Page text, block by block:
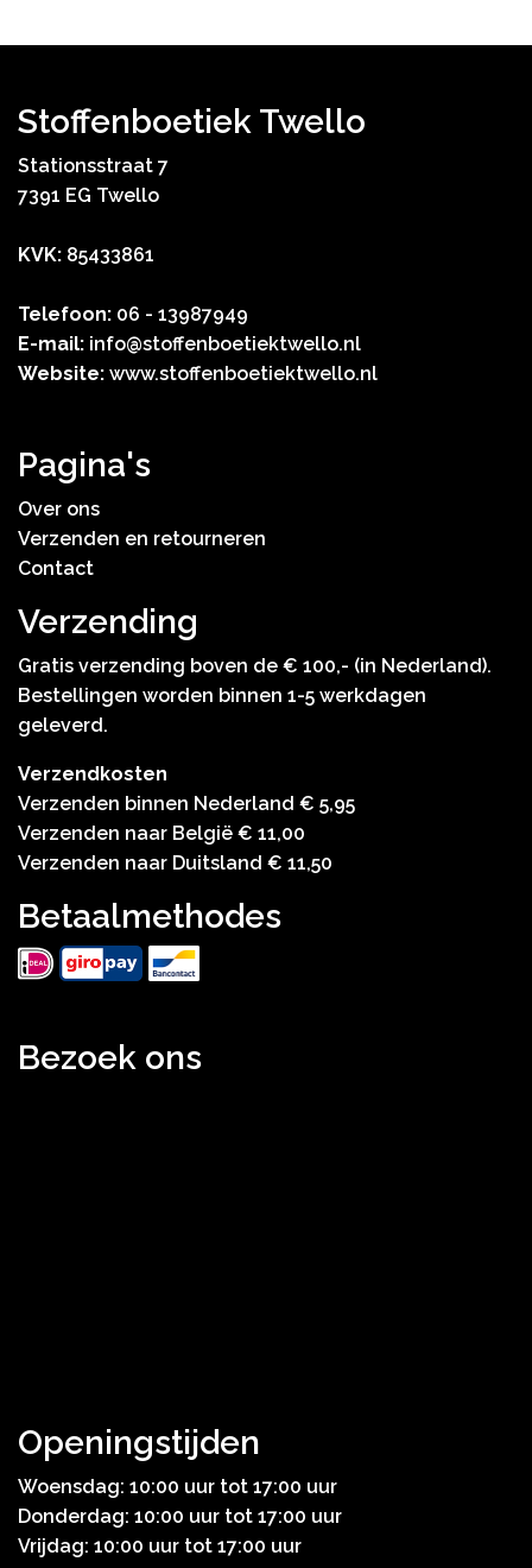
Stoffenboetiek Twello
Stationsstraat 7
7391 EG Twello
KVK: 85433861
Telefoon: 06 - 13987949
E-mail: info@stoffenboetiektwello.nl
Website: www.stoffenboetiektwello.nl
Pagina's
Over ons
Verzenden en retourneren
Contact
Verzending
Gratis verzending boven de € 100,- (in Nederland).
Bestellingen worden binnen 1-5 werkdagen
geleverd.
Verzendkosten
Verzenden binnen Nederland € 5,95
Verzenden naar België € 11,00
Verzenden naar Duitsland € 11,50
Betaalmethodes
Bezoek ons
Openingstijden
Woensdag: 10:00 uur tot 17:00 uur
Donderdag: 10:00 uur tot 17:00 uur
Vrijdag: 10:00 uur tot 17:00 uur